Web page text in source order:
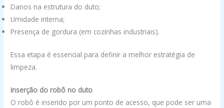
Danos na estrutura do duto;
Umidade interna;
Presença de gordura (em cozinhas industriais).
Essa etapa é essencial para definir a melhor estratégia de
limpeza.
Inserção do robô no duto
O robô é inserido por um ponto de acesso, que pode ser uma